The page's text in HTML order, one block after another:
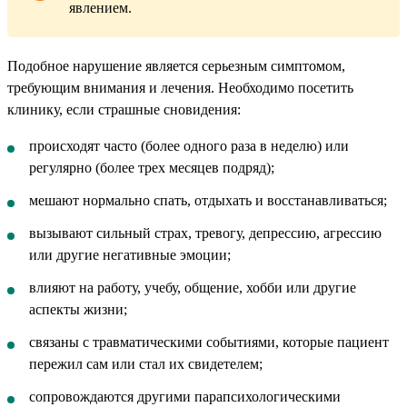
явлением.
Подобное нарушение является серьезным симптомом,
требующим внимания и лечения. Необходимо посетить
клинику, если страшные сновидения:
происходят часто (более одного раза в неделю) или
регулярно (более трех месяцев подряд);
мешают нормально спать, отдыхать и восстанавливаться;
вызывают сильный страх, тревогу, депрессию, агрессию
или другие негативные эмоции;
влияют на работу, учебу, общение, хобби или другие
аспекты жизни;
связаны с травматическими событиями, которые пациент
пережил сам или стал их свидетелем;
сопровождаются другими парапсихологическими